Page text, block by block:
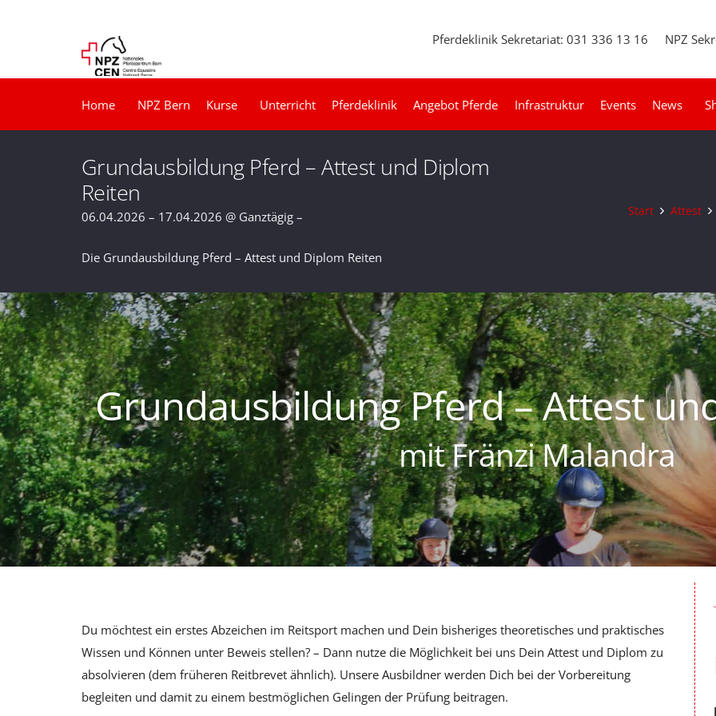
Pferdeklinik Sekretariat: 031 336 13 16 NPZ
Home NPZ Bern Kurse Unterricht Pferdeklinik Angebot Pferde Infrastruktur Events News
Grundausbildung Pferd – Attest und Diplom
Reiten
06.04.2026 – 17.04.2026 @ Ganztägig –
Die Grundausbildung Pferd – Attest und Diplom Reiten
Start Attest
Grundausbildung Pferd – Attest
mit Fränzi Malandra
Du möchtest ein erstes Abzeichen im Reitsport machen und Dein bisheriges theoretisches und praktisches
Wissen und Können unter Beweis stellen? – Dann nutze die Möglichkeit bei uns Dein Attest und Diplom zu
absolvieren (dem früheren Reitbrevet ähnlich). Unsere Ausbildner werden Dich bei der Vorbereitung
begleiten und damit zu einem bestmöglichen Gelingen der Prüfung beitragen.